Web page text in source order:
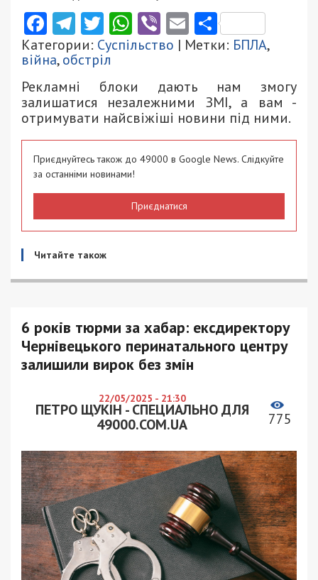
Facebook
Telegram
Twitter
WhatsApp
ViberEmail
Категории: Суспільство | Метки: БПЛА,
війна,обстріл
Рекламні блоки дають нам змогу
залишатися незалежними ЗМІ, а вам -
отримувати найсвіжіші новини під ними.
Приєднуйтесь також до 49000 в Google News. Слідкуйте
за останніми новинами!
Приєднатися
Читайте також
6 років тюрми за хабар: ексдиректору
Чернівецького перинатального центру
залишили вирок без змін
22/05/2025 - 21:30
ПЕТРО ЩУКІН - СПЕЦИАЛЬНО ДЛЯ
49000.COM.UA
775